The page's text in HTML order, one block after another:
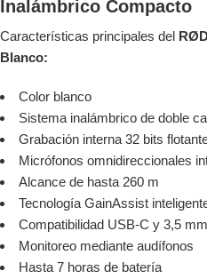
Inalámbrico Compacto
Características principales del
Blanco:
Color blanco
Sistema inalámbrico de doble
Grabación interna 32 bits
Micrófonos omnidireccionales
Alcance de hasta 260 m
Tecnología GainAssist
Compatibilidad USB-C y 3,5 mm
Monitoreo mediante audífonos
Hasta 7 horas de batería